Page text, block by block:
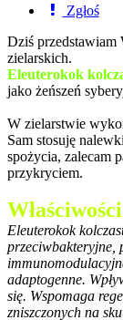
Zgłoś
Dziś przedstawiam
zielarskich.
Eleuterokok
jako żeńszeń
W zielarstwie
Sam stosuję
spożycia, zalecam
przykryciem.
Właściwości
Eleuterokok
przeciwbakteryjne,
adaptogenne.
się. Wspomaga
zniszczonych na